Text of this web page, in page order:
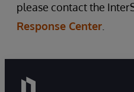
please contact the
Response Center